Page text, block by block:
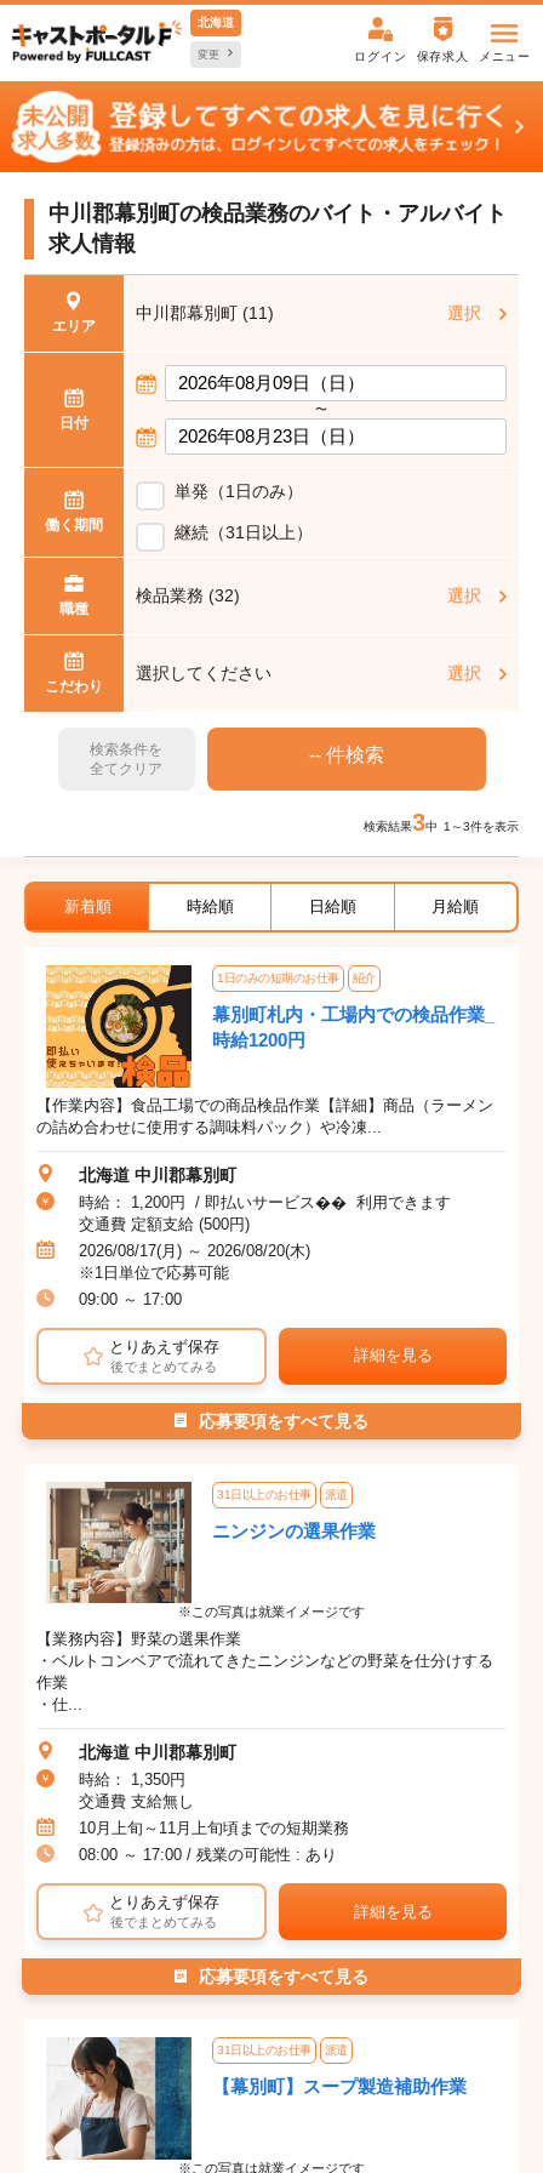
北海道
変更 ログイン 保存求人 メニュー
中川郡幕別町の検品業務のバイト・アルバイト
求人情報
エリア
中川郡幕別町 (11) 選択
日付
〜
働く期間
単発（1日のみ）
継続（31日以上）
職種
検品業務 (32) 選択
こだわり
選択してください 選択
検索条件を
全てクリア
検索結果3中 1～3件を表示
新着順 時給順 日給順 月給順
1日のみの短期のお仕事 紹介
幕別町札内・工場内での検品作業_
時給1200円
【作業内容】食品工場での商品検品作業【詳細】商品（ラーメン
の詰め合わせに使用する調味料パック）や冷凍...
北海道 中川郡幕別町
時給： 1,200円 / 即払いサービス�� 利用できます
交通費 定額支給 (500円)
2026/08/17(月) ～ 2026/08/20(木)
※1日単位で応募可能
09:00 ～ 17:00
とりあえず保存
後でまとめてみる
詳細を見る
応募要項をすべて見る
31日以上のお仕事 派遣
ニンジンの選果作業
※この写真は就業イメージです
【業務内容】野菜の選果作業
・ベルトコンベアで流れてきたニンジンなどの野菜を仕分けする
作業
・仕...
北海道 中川郡幕別町
時給： 1,350円
交通費 支給無し
10月上旬～11月上旬頃までの短期業務
08:00 ～ 17:00 / 残業の可能性 : あり
とりあえず保存
後でまとめてみる
詳細を見る
応募要項をすべて見る
31日以上のお仕事 派遣
【幕別町】スープ製造補助作業
※この写真は就業イメージです